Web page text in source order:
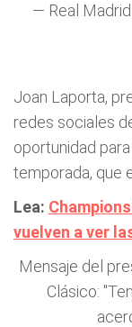
— Real Madrid
Joan Laporta,
redes sociales
oportunidad
temporada, que
Lea:
vuelven a ver
Mensaje del
Clásico: